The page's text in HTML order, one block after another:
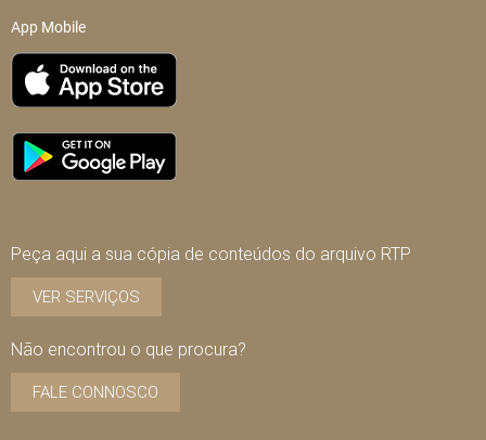
App Mobile
Peça aqui a sua cópia de conteúdos do arquivo RTP
VER SERVIÇOS
Não encontrou o que procura?
FALE CONNOSCO